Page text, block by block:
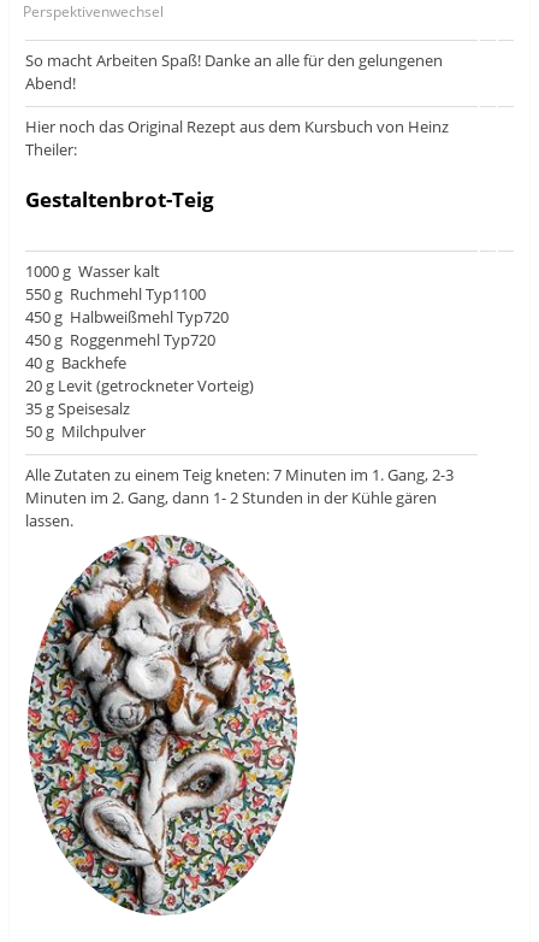
Perspektivenwechsel
So macht Arbeiten Spaß! Danke an alle für den gelungenen
Abend!
Hier noch das Original Rezept aus dem Kursbuch von Heinz
Theiler:
Gestaltenbrot-Teig
1000 g Wasser kalt
550 g Ruchmehl Typ1100
450 g Halbweißmehl Typ720
450 g Roggenmehl Typ720
40 g Backhefe
20 g Levit (getrockneter Vorteig)
35 g Speisesalz
50 g Milchpulver
Alle Zutaten zu einem Teig kneten: 7 Minuten im 1. Gang, 2-3
Minuten im 2. Gang, dann 1- 2 Stunden in der Kühle gären
lassen.